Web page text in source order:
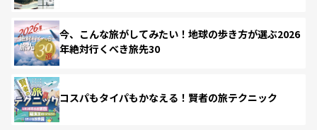
今、こんな旅がしてみたい！地球の歩き方が選ぶ2026
年絶対行くべき旅先30
コスパもタイパもかなえる！賢者の旅テクニック